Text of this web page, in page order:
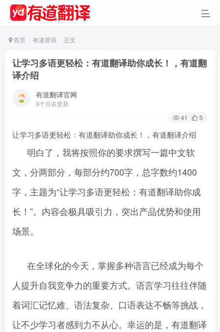
首页 有道资讯 正文
让学习多语更轻松：有道翻译助你成长！，有道翻
译介绍
有道翻译官网
3个月前更新
41 5
让学习多语更轻松：有道翻译助你成长！，有道翻译介绍
明白了，我将按照你的要求撰写一篇中文软
文，分两部分，每部分约700字，总字数约1400
字，主题为“让学习多语更轻松：有道翻译助你成
长！”。内容会极具吸引力，突出产品优势和使用
场景。
在全球化的今天，掌握多种语言已经成为每个
人提升自我竞争力的重要方式。语言学习往往伴随
着词汇记忆难、语法复杂、口语表达不畅等挑战，
让不少学习者感到力不从心。幸运的是，有道翻译